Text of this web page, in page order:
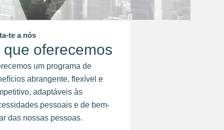
te a nós
que oferecemos
um programa de
abrangente, flexível e
adaptáveis às
pessoais e de bem-
das nossas pessoas.